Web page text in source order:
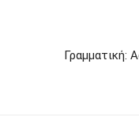
Γραμματική: